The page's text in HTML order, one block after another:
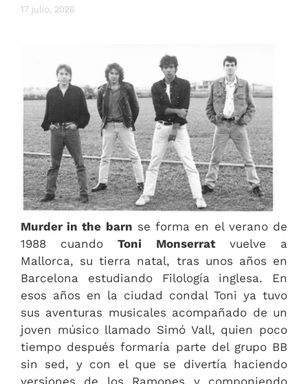
17 julio, 2026
Murder in the barn se forma en el verano de
1988 cuandoToni Monserratvuelve a
Mallorca, su tierra natal, tras unos años en
Barcelona estudiando Filología inglesa. En
esos años en la ciudad condal Toni ya tuvo
sus aventuras musicales acompañado de un
joven músico llamado Simó Vall, quien poco
tiempo después formaría parte del grupo BB
sin sed, y con el que se divertía haciendo